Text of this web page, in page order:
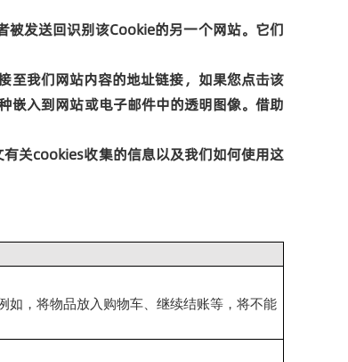
被发送回识别该Cookie的另一个网站。它们
至我们网站内容的地址链接，如果您点击该
嵌入到网站或电子邮件中的透明图像。借助
有关cookies收集的信息以及我们如何使用这
如，将物品放入购物车、继续结账等，将不能